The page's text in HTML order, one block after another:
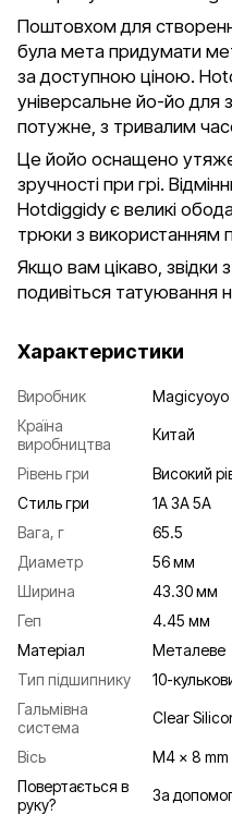
Поштовхом для
була мета придумати
за доступною ціною.
універсальне йо-йо для
потужне, з тривалим
Це йойо оснащено
зручності при грі.
Hotdiggidy є великі
трюки з використанням
Якщо вам цікаво, звідки
подивіться татуювання
Характеристики
Виробник
Magicyoyo
Країна
виробництва
Китай
Рівень гри
Високий
Стиль гри
1A 3A 5A
Вага, г
65.5
Диаметр
56 мм
Ширина
43.30 мм
Геп
4.45 мм
Матеріал
Металеве
Тип підшипнику
10-
Гальмівна
система
Clear
Вісь
M4 x 8 mm
Повертається в
руку?
За